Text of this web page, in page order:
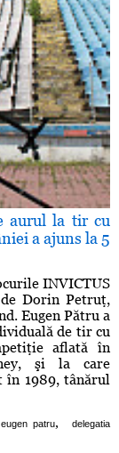
aurul la tir cu
a ajuns la 5
INVICTUS
Dorin Petruţ,
Eugen Pătru a
de tir cu
aflată în
şi la care
în 1989, tânărul
eugen patru,
delegatia